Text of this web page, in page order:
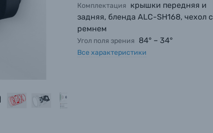
Комплектация крышки передняя и
задняя, бленда ALC-SH168, чехол с
ремнем
Угол поля зрения 84° – 34°
Все характеристики